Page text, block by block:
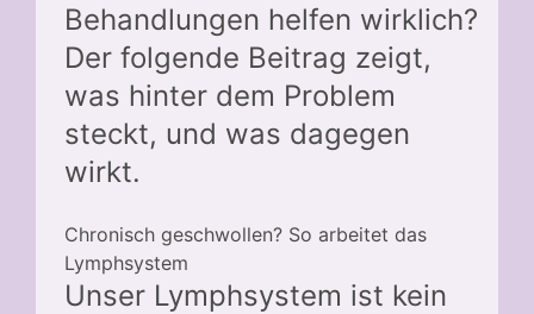
Behandlungen helfen wirklich?
Der folgende Beitrag zeigt,
was hinter dem Problem
steckt, und was dagegen
wirkt.
Chronisch geschwollen? So arbeitet das
Lymphsystem
Unser Lymphsystem ist kein